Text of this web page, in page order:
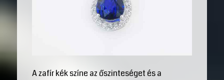
A zafír kék színe az őszinteséget és a